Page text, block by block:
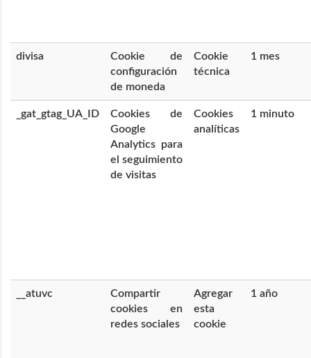
divisa
Cookie de
configuración
de moneda
Cookie
técnica
1 mes
_gat_gtag_UA_ID
Cookies de
Google
Analytics para
el seguimiento
de visitas
Cookies
analíticas
1 minuto
__atuvc
Compartir
cookies en
redes sociales
Agregar
esta
cookie
1 año